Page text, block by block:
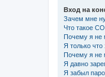
Вход на
Зачем мне
Что такое
Почему я не
Я только что
Почему я не
Я давно
Я забыл